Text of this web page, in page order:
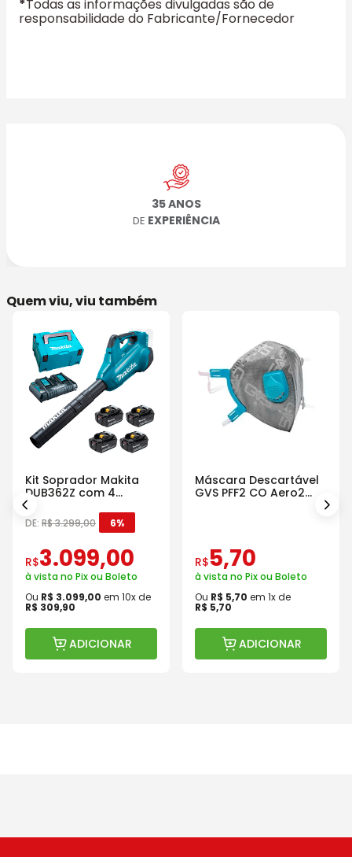
*Todas as informações divulgadas são de
responsabilidade do Fabricante/Fornecedor
35 ANOS
DE EXPERIÊNCIA
Quem viu, viu também
Kit Soprador Makita
DUB362Z com 4
Baterias Carregador e
Maleta
DE: R$3.299,00 6%
R$3.099,00
à vista no Pix ou Boleto
Ou R$ 3.099,00 em 10x de
R$ 309,90
ADICIONAR
Máscara Descartável
GVS PFF2 CO Aero2
R$5,70
à vista no Pix ou Boleto
Ou R$ 5,70 em 1x de
R$ 5,70
ADICIONAR